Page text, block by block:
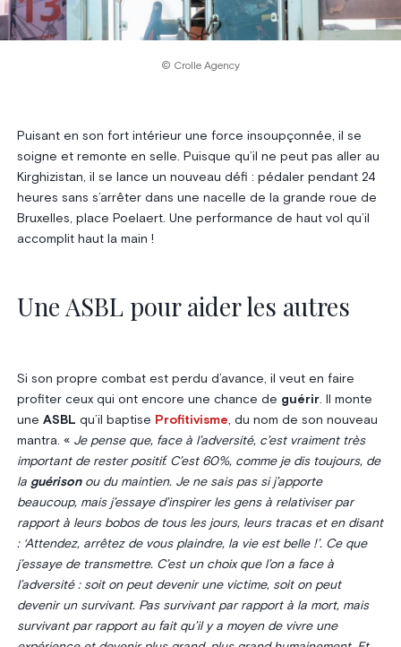
© Crolle Agency
Puisant en son fort intérieur une force insoupçonnée, il se
soigne et remonte en selle. Puisque qu’il ne peut pas aller au
Kirghizistan, il se lance un nouveau défi : pédaler pendant 24
heures sans s’arrêter dans une nacelle de la grande roue de
Bruxelles, place Poelaert. Une performance de haut vol qu’il
accomplit haut la main !
Une ASBL pour aider les autres
Si son propre combat est perdu d’avance, il veut en faire
profiter ceux qui ont encore une chance de guérir. Il monte
une ASBL qu’il baptise Profitivisme, du nom de son nouveau
mantra. « Je pense que, face à l’adversité, c’est vraiment très
important de rester positif. C’est 60%, comme je dis toujours, de
la guérisonou du maintien. Je ne sais pas si j’apporte
beaucoup, mais j’essaye d’inspirer les gens à relativiser par
rapport à leurs bobos de tous les jours, leurs tracas et en disant
: ‘Attendez, arrêtez de vous plaindre, la vie est belle !’. Ce que
j’essaye de transmettre. C’est un choix que l’on a face à
l’adversité : soit on peut devenir une victime, soit on peut
devenir un survivant. Pas survivant par rapport à la mort, mais
survivant par rapport au fait qu’il y a moyen de vivre une